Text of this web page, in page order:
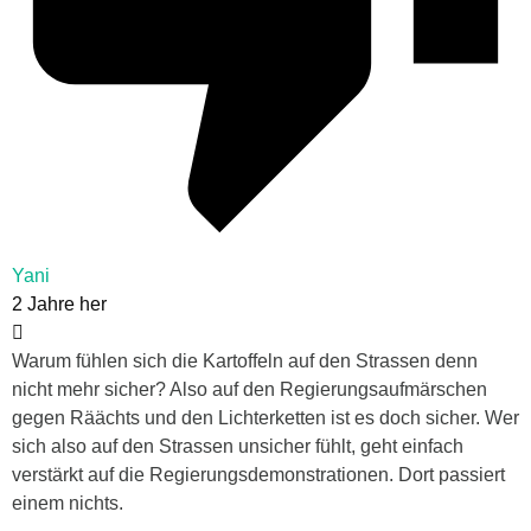
Yani
2 Jahre her
Warum fühlen sich die Kartoffeln auf den Strassen denn
nicht mehr sicher? Also auf den Regierungsaufmärschen
gegen Räächts und den Lichterketten ist es doch sicher. Wer
sich also auf den Strassen unsicher fühlt, geht einfach
verstärkt auf die Regierungsdemonstrationen. Dort passiert
einem nichts.